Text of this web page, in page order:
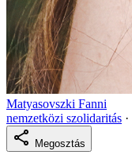
Matyasovszki Fanni
nemzetközi szolidaritás ·
Megosztás